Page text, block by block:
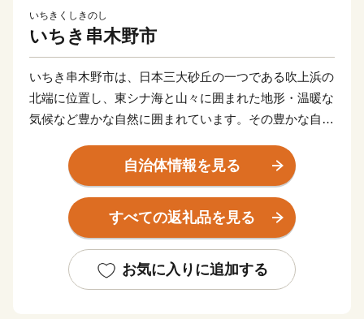
いちきくしきのし
いちき串木野市
いちき串木野市は、日本三大砂丘の一つである吹上浜の
北端に位置し、東シナ海と山々に囲まれた地形・温暖な
気候など豊かな自然に囲まれています。その豊かな自然
てきた「つけあげ」、「ちりめん」、「まぐろ」、「焼
酎」、「ぽんかん」、「サワーポメロ」などの特産品に
恵まれ、「食」の豊かなまちとして発展してきておりま
自治体情報を見る
すべての返礼品を見る
お気に入りに追加する